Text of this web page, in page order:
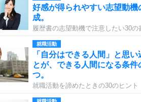
好感が得られやすい志望動機
成。
履歴書の志望動機で注意したい30の
就職活動
「自分はできる人間」と思い
とが、できる人間になる条件
つ。
就職活動を諦めたときの30のヒント